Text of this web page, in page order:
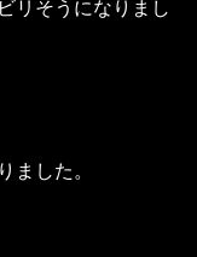
リそうになりまし
ました。